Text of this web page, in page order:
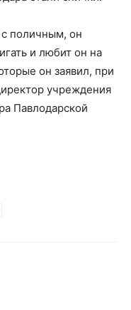
поличным, он
и любит он на
он заявил, при
учреждения
Павлодарской